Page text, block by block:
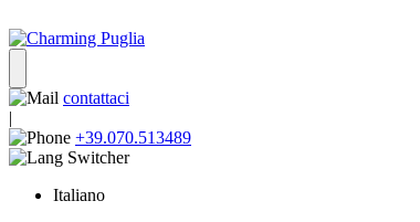
contattaci
|
+39.070.513489
Italiano